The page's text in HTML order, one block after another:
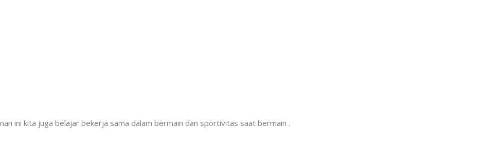
ini kita juga belajar bekerja sama dalam bermain dan sportivitas saat bermain .